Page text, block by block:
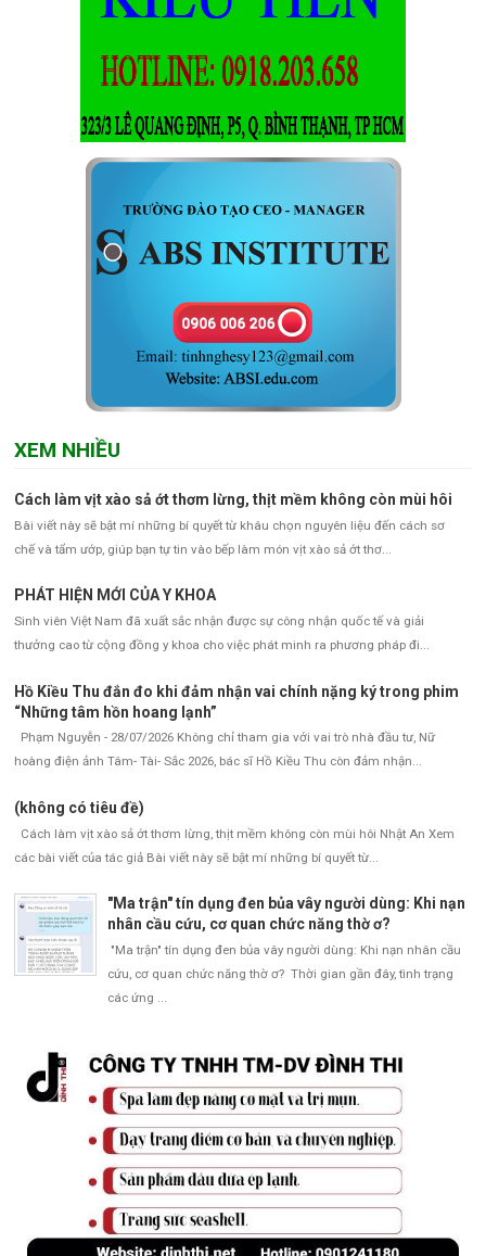
XEM NHIỀU
Cách làm vịt xào sả ớt thơm lừng, thịt mềm không còn mùi hôi
Bài viết này sẽ bật mí những bí quyết từ khâu chọn nguyên liệu đến cách sơ
chế và tẩm ướp, giúp bạn tự tin vào bếp làm món vịt xào sả ớt thơ...
PHÁT HIỆN MỚI CỦA Y KHOA
Sinh viên Việt Nam đã xuất sắc nhận được sự công nhận quốc tế và giải
thưởng cao từ cộng đồng y khoa cho việc phát minh ra phương pháp đi...
Hồ Kiều Thu đắn đo khi đảm nhận vai chính nặng ký trong phim
“Những tâm hồn hoang lạnh”
Phạm Nguyễn - 28/07/2026 Không chỉ tham gia với vai trò nhà đầu tư, Nữ
hoàng điện ảnh Tâm- Tài- Sắc 2026, bác sĩ Hồ Kiều Thu còn đảm nhận...
(không có tiêu đề)
Cách làm vịt xào sả ớt thơm lừng, thịt mềm không còn mùi hôi Nhật An Xem
các bài viết của tác giả Bài viết này sẽ bật mí những bí quyết từ...
"Ma trận" tín dụng đen bủa vây người dùng: Khi nạn
nhân cầu cứu, cơ quan chức năng thờ ơ?
"Ma trận" tín dụng đen bủa vây người dùng: Khi nạn nhân cầu
cứu, cơ quan chức năng thờ ơ? Thời gian gần đây, tình trạng
các ứng ...